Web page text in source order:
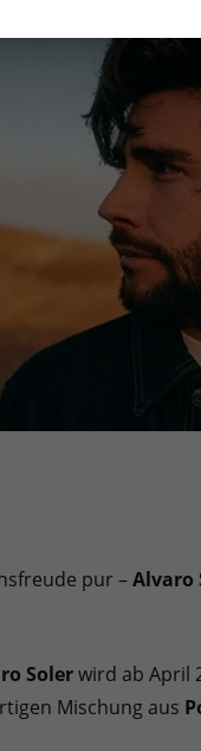
pur –Alvaro
Solerwird ab April
Mischung aus